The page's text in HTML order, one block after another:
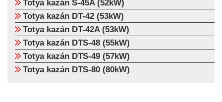
Totya kazán S-45A (52kW)
Totya kazán DT-42 (53kW)
Totya kazán DT-42A (53kW)
Totya kazán DTS-48 (55kW)
Totya kazán DTS-49 (57kW)
Totya kazán DTS-80 (80kW)